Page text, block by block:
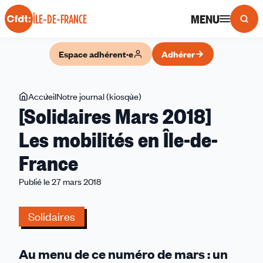
Panneau de gestion des cookies
ÎLE-DE-FRANCE MENU
Espace adhérent·e Adhérer
Vous
êtes
ici
AccueilNotre journal (kiosque)
Mars
Les
[Solidaires Mars 2018]
Les mobilités en Île-de-
France
Publié le 27 mars 2018
Solidaires
Au menu de ce numéro de mars : un